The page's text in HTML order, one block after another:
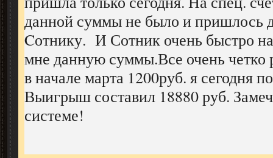
данной суммы не было и пришлось
Cотнику. И Сотник очень быстро
мне данную суммы.Все очень четко
в начале марта 1200руб. я сегодня
Выигрыш составил 18880 руб.
системе!